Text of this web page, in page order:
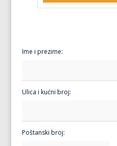
Ime i prezime:
Ulica i kućni broj:
Poštanski broj: